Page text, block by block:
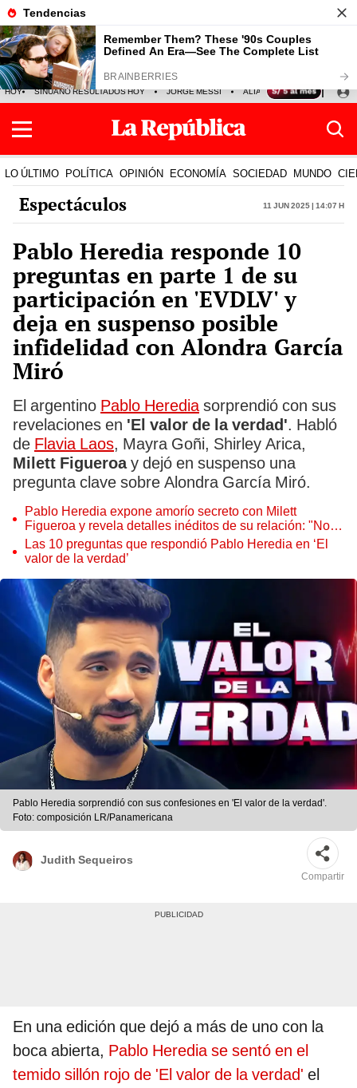
HOY SINUANO RESULTADOS HOY JORGE MESSI ALIANZA LIMA VS SPORT
LO ÚLTIMO POLÍTICA OPINIÓN ECONOMÍA SOCIEDAD MUNDO
Espectáculos 11 Jun 2025 | 14:07 h
Pablo Heredia responde 10
preguntas en parte 1 de su
participación en 'EVDLV' y
deja en suspenso posible
infidelidad con Alondra García
Miró
El argentino Pablo Herediasorprendió con sus
revelaciones en 'El valor de la verdad'. Habló
de Flavia Laos, Mayra Goñi, Shirley Arica,
Milett Figueroay dejó en suspenso una
pregunta clave sobre Alondra García Miró.
Pablo Heredia expone amorío secreto con Milett
Figueroa y revela detalles inéditos de su relación: "Nos
veíamos a escondidas"
Las 10 preguntas que respondió Pablo Heredia en ‘El
valor de la verdad’
Pablo Heredia sorprendió con sus confesiones en 'El valor de la verdad'.
Foto: composición LR/Panamericana
Judith Sequeiros
Compartir
En una edición que dejó a más de uno con la
boca abierta, Pablo Heredia se sentó en el
temido sillón rojo de 'El valor de la verdad' el